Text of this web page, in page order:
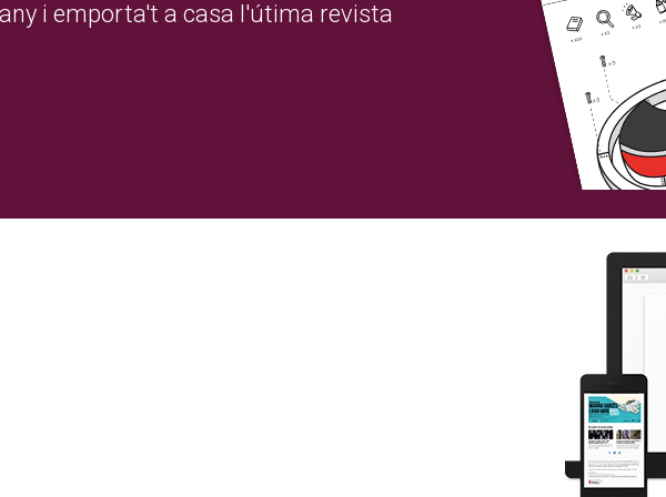
i emporta't a casa l'útima revista